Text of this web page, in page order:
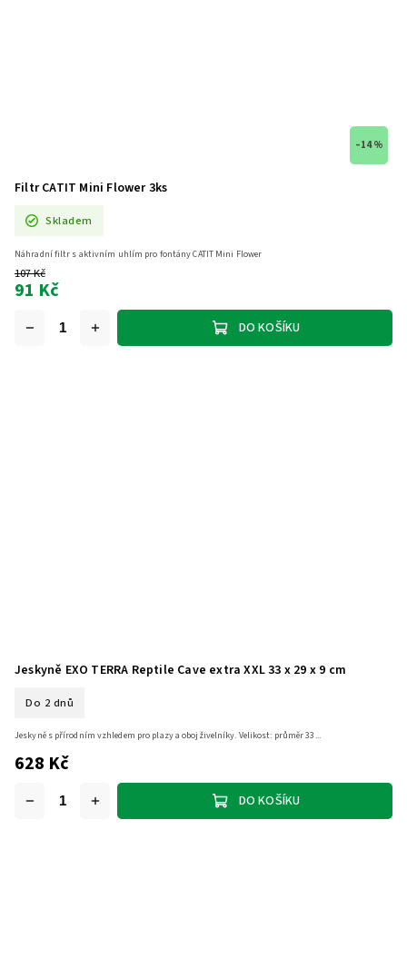
–14 %
Filtr CATIT Mini Flower 3ks
Skladem
107 Kč
91 Kč
DO KOŠÍKU
Náhradní filtr s aktivním uhlím pro fontány CATIT Mini Flower
Jeskyně EXO TERRA Reptile Cave extra XXL 33 x 29 x 9 cm
Do 2 dnů
628 Kč
DO KOŠÍKU
Jeskyně s přírodním vzhledem pro plazy a obojživelníky. Velikost: průměr 33...